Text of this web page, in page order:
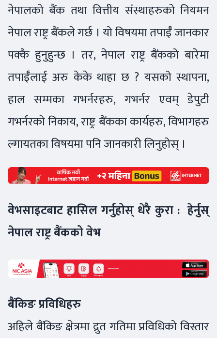
नेपालको बैंक तथा वित्तीय संस्थाहरुको नियमन
नेपाल राष्ट्र बैंकले गर्छ । यो विषयमा तपाईँ जानकार
पक्कै हुनुहुन्छ । तर, नेपाल राष्ट्र बैंकको बारेमा
तपाईँलाई अरु केके थाहा छ ? यसको स्थापना,
हाल सम्मका गभर्नरहरु, गभर्नर एवम् डेपुटी
गभर्नरको निकाय, राष्ट्र बैंकका कार्यहरु, विभागहरु
ल्गायतका विषयमा पनि जानकारी लिनुहोस् ।
वेभसाइटबाट हासिल गर्नुहोस् धेरै कुरा : हेर्नुस्
नेपाल राष्ट्र बैंकको वेभ
बैंकिङ प्रविधिहरु
अहिले बैंकिङ क्षेत्रमा द्रुत गतिमा प्रविधिको विस्तार